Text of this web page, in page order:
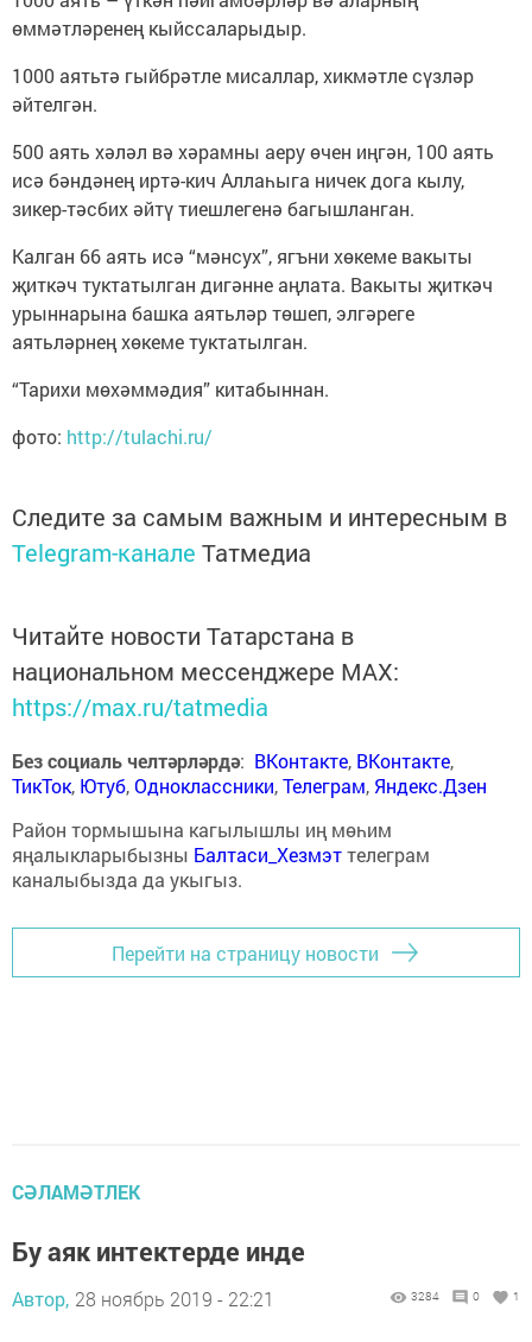
өммәтләренең кыйссаларыдыр.
1000 аятьтә гыйбрәтле мисаллар, хикмәтле сүзләр
әйтелгән.
500 аять хәләл вә хәрамны аеру өчен иңгән, 100 аять
исә бәндәнең иртә-кич Аллаһыга ничек дога кылу,
зикер-тәсбих әйтү тиешлегенә багышланган.
Калган 66 аять исә “мәнсух”, ягъни хөкеме вакыты
җиткәч туктатылган дигәнне аңлата. Вакыты җиткәч
урыннарына башка аятьләр төшеп, элгәреге
аятьләрнең хөкеме туктатылган.
“Тарихи мөхәммәдия” китабыннан.
фото: http://tulachi.ru/
Следите за самым важным и интересным в
Telegram-канале Татмедиа
Читайте новости Татарстана в
национальном мессенджере MАХ:
https://max.ru/tatmedia
Без социаль челтәрләрдә: ВКонтакте, ВКонтакте,
ТикТок, Ютуб,Одноклассники,Телеграм, Яндекс.Дзен
Район тормышына кагылышлы иң мөһим
яңалыкларыбызны Балтаси_Хезмэттелеграм
каналыбызда да укыгыз.
Перейти на страницу новости
СӘЛАМӘТЛЕК
Бу аяк интектерде инде
Автор, 28 ноябрь 2019 - 22:21 3284 0 1